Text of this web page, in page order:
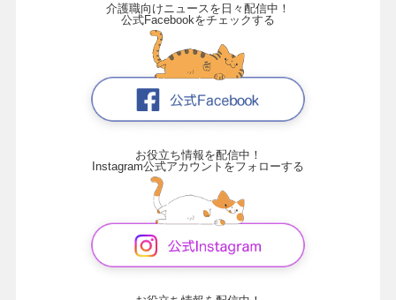
介護職向けニュースを日々配信中！
公式Facebookをチェックする
お役立ち情報を配信中！
Instagram公式アカウントをフォローする